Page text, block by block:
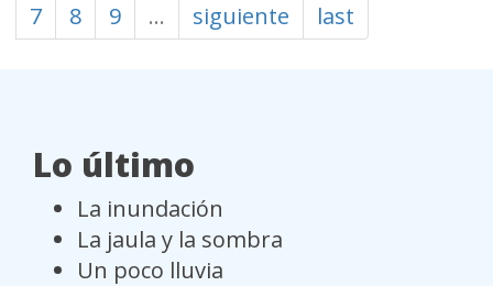
7
8 9 … siguiente last
Lo último
La inundación
La jaula y la sombra
Un poco lluvia